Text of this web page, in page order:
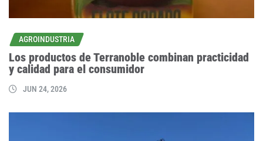
AGROINDUSTRIA
Los productos de Terranoble combinan practicidad
y calidad para el consumidor
JUN 24, 2026